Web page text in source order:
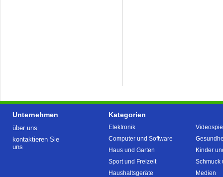
Unternehmen
über uns
kontaktieren Sie
uns
Kategorien
Elektronik
Computer und Software
Haus und Garten
Sport und Freizeit
Haushaltsgeräte
Kinder
Schmuck
Medien